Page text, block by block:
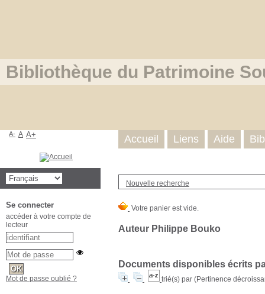
Bibliothèque du Patrimoine
Nouvelle recherche
Auteur Philippe Bouko
Documents disponibles écrits
trié(s) par (Pertinence
Accueil Liens Aide
A- A A+
Se connecter
accéder à votre compte de
lecteur
Mot de passe oublié ?